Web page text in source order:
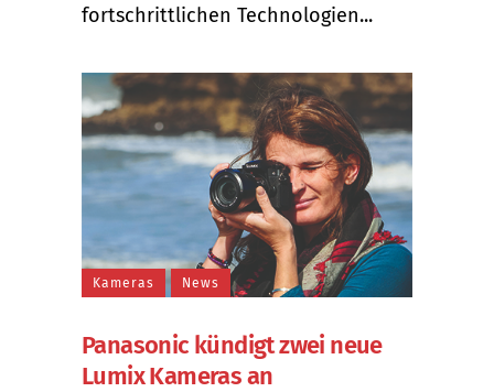
fortschrittlichen Technologien...
Kameras News
Panasonic kündigt zwei neue
Lumix Kameras an